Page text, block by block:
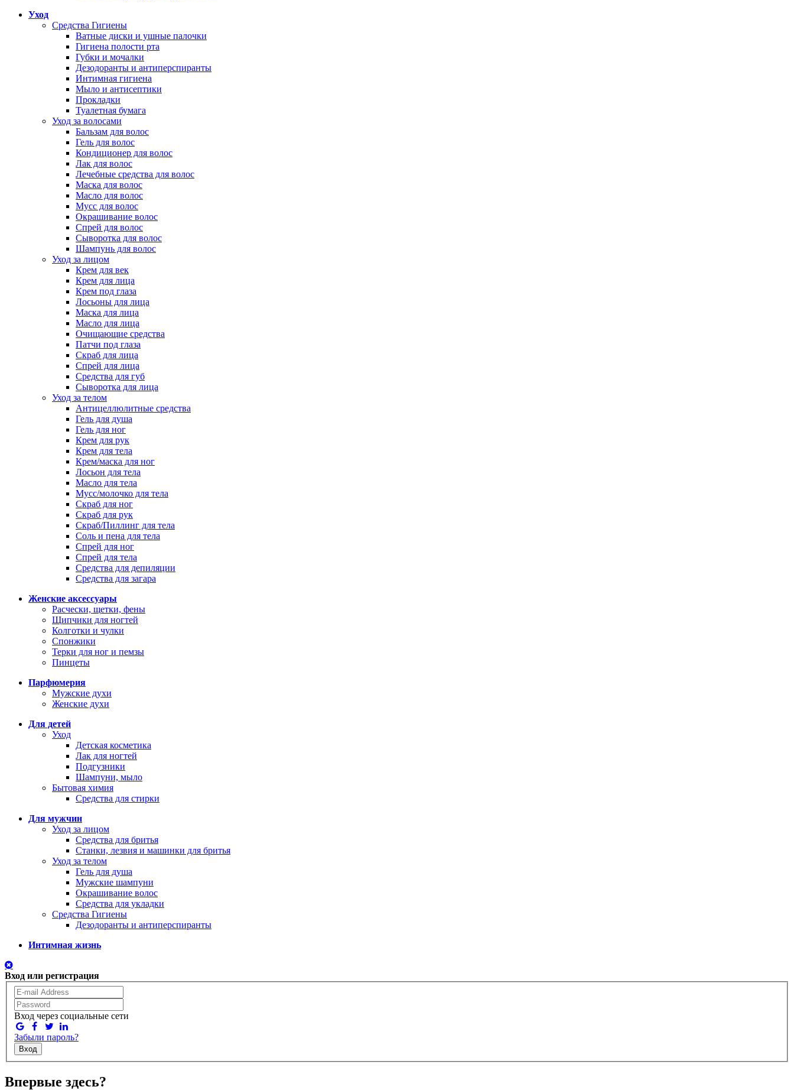
Уход
Средства Гигиены
Ватные диски и ушные палочки
Гигиена полости рта
Губки и мочалки
Дезодоранты и антиперспиранты
Интимная гигиена
Мыло и антисептики
Прокладки
Туалетная бумага
Уход за волосами
Бальзам для волос
Гель для волос
Кондиционер для волос
Лак для волос
Лечебные средства для волос
Маска для волос
Масло для волос
Мусс для волос
Окрашивание волос
Спрей для волос
Сыворотка для волос
Шампунь для волос
Уход за лицом
Крем для век
Крем для лица
Крем под глаза
Лосьоны для лица
Маска для лица
Масло для лица
Очищающие средства
Патчи под глаза
Скраб для лица
Спрей для лица
Средства для губ
Сыворотка для лица
Уход за телом
Антицеллюлитные средства
Гель для душа
Гель для ног
Крем для рук
Крем для тела
Крем/маска для ног
Лосьон для тела
Масло для тела
Мусс/молочко для тела
Скраб для ног
Скраб для рук
Скраб/Пиллинг для тела
Соль и пена для тела
Спрей для ног
Спрей для тела
Средства для депиляции
Средства для загара
Женские аксессуары
Расчески, щетки, фены
Щипчики для ногтей
Колготки и чулки
Спонжики
Терки для ног и пемзы
Пинцеты
Парфюмерия
Мужские духи
Женские духи
Для детей
Уход
Детская косметика
Лак для ногтей
Подгузники
Шампуни, мыло
Бытовая химия
Средства для стирки
Для мужчин
Уход за лицом
Средства для бритья
Станки, лезвия и машинки для бритья
Уход за телом
Гель для душа
Мужские шампуни
Окрашивание волос
Средства для укладки
Средства Гигиены
Дезодоранты и антиперспиранты
Интимная жизнь
Вход или регистрация
Вход через социальные сети
Забыли пароль?
Вход
Впервые здесь?